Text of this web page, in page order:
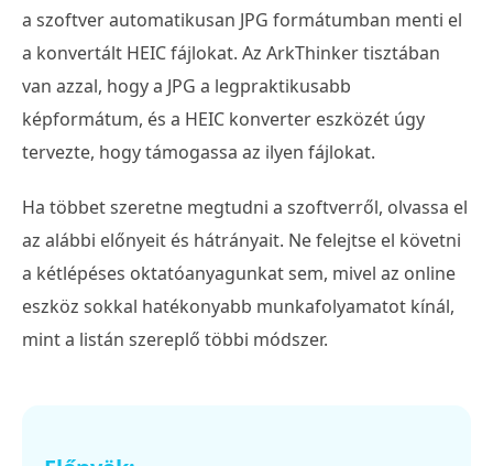
a szoftver automatikusan JPG formátumban menti el
a konvertált HEIC fájlokat. Az ArkThinker tisztában
van azzal, hogy a JPG a legpraktikusabb
képformátum, és a HEIC konverter eszközét úgy
tervezte, hogy támogassa az ilyen fájlokat.
Ha többet szeretne megtudni a szoftverről, olvassa el
az alábbi előnyeit és hátrányait. Ne felejtse el követni
a kétlépéses oktatóanyagunkat sem, mivel az online
eszköz sokkal hatékonyabb munkafolyamatot kínál,
mint a listán szereplő többi módszer.